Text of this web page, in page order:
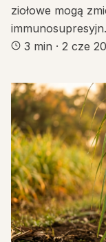
ziołowe mogą
3 min · 2 cze